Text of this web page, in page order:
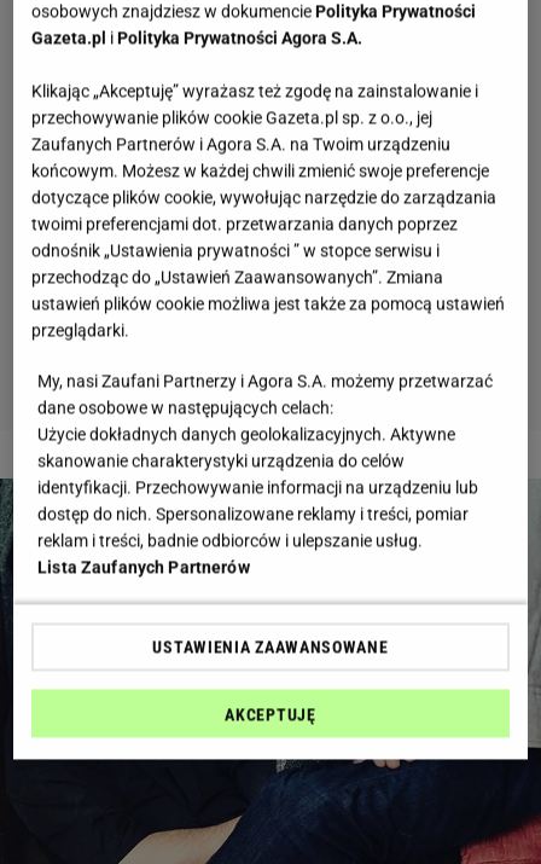
2 z 6
osobowych znajdziesz w dokumenciePolityka Prywatności
Gazeta.pl iPolityka Prywatności Agora S.A.
Klikając „Akceptuję” wyrażasz też zgodę na zainstalowanie i
przechowywanie plików cookie Gazeta.pl sp. z o.o., jej
Zaufanych Partnerów i Agora S.A. na Twoim urządzeniu
końcowym. Możesz w każdej chwili zmienić swoje preferencje
dotyczące plików cookie, wywołując narzędzie do zarządzania
twoimi preferencjami dot. przetwarzania danych poprzez
odnośnik „Ustawienia prywatności ” w stopce serwisu i
przechodząc do „Ustawień Zaawansowanych”. Zmiana
ustawień plików cookie możliwa jest także za pomocą ustawień
przeglądarki.
My, nasi Zaufani Partnerzy i Agora S.A. możemy przetwarzać
dane osobowe w następujących celach:
Użycie dokładnych danych geolokalizacyjnych. Aktywne
skanowanie charakterystyki urządzenia do celów
identyfikacji. Przechowywanie informacji na urządzeniu lub
dostęp do nich. Spersonalizowane reklamy i treści, pomiar
reklam i treści, badnie odbiorców i ulepszanie usług.
Lista Zaufanych Partnerów
USTAWIENIA ZAAWANSOWANE
AKCEPTUJĘ